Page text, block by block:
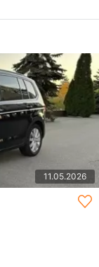
11.05.2026